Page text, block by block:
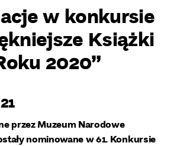
w konkursie
Książki
2020”
przez Muzeum Narodowe
nominowane w 61. Konkursie